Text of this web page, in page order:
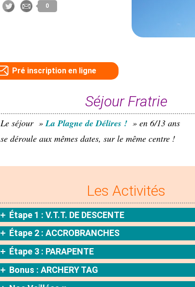
0
Pré inscription en ligne
Séjour Fratrie
Le séjour »La Plagne de Délires ! » en 6/13 ans
se déroule aux mêmes dates, sur le même centre !
Les Activités
Étape 1 : V.T.T. DE DESCENTE
Étape 2 : ACCROBRANCHES
Étape 3 : PARAPENTE
Bonus : ARCHERY TAG